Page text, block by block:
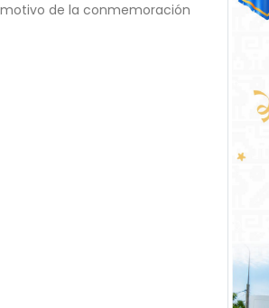
de la conmemoración